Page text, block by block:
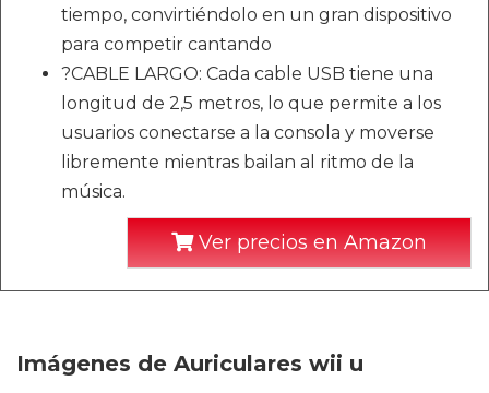
tiempo, convirtiéndolo en un gran dispositivo
para competir cantando
?CABLE LARGO: Cada cable USB tiene una
longitud de 2,5 metros, lo que permite a los
usuarios conectarse a la consola y moverse
libremente mientras bailan al ritmo de la
música.
Ver precios en Amazon
Imágenes de Auriculares wii u